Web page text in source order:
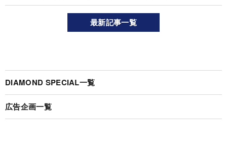
最新記事一覧
DIAMOND SPECIAL一覧
広告企画一覧